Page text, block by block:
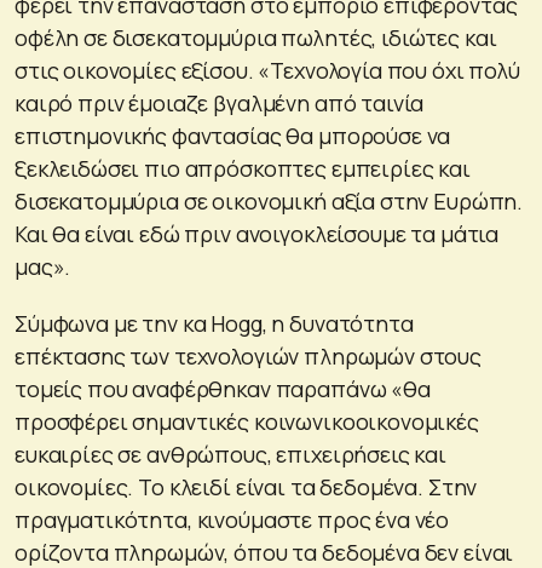
οφέλη σε δισεκατομμύρια πωλητές, ιδιώτες και
στις οικονομίες εξίσου. «Τεχνολογία που όχι πολύ
καιρό πριν έμοιαζε βγαλμένη από ταινία
επιστημονικής φαντασίας θα μπορούσε να
ξεκλειδώσει πιο απρόσκοπτες εμπειρίες και
δισεκατομμύρια σε οικονομική αξία στην Ευρώπη.
Και θα είναι εδώ πριν ανοιγοκλείσουμε τα μάτια
μας».
Σύμφωνα με την κα Hogg, η δυνατότητα
επέκτασης των τεχνολογιών πληρωμών στους
τομείς που αναφέρθηκαν παραπάνω «θα
προσφέρει σημαντικές κοινωνικοοικονομικές
ευκαιρίες σε ανθρώπους, επιχειρήσεις και
οικονομίες. Το κλειδί είναι τα δεδομένα. Στην
πραγματικότητα, κινούμαστε προς ένα νέο
ορίζοντα πληρωμών, όπου τα δεδομένα δεν είναι